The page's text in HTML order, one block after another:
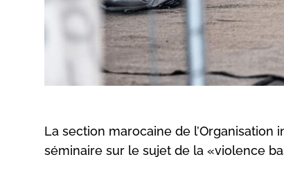
La section marocaine de
séminaire sur le sujet de la «violence